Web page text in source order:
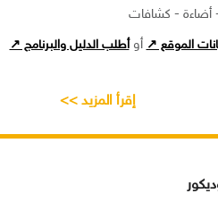
أضاءة - كشافات
الموقع ↗ أوأطلب الدليل والبرنامج ↗
إقرأ المزيد >>